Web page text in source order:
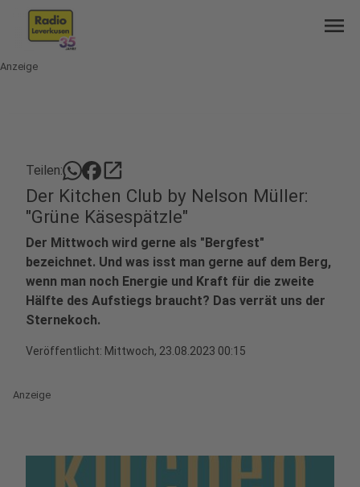
menu
Anzeige
Teilen: open_in_new
Der Kitchen Club by Nelson Müller:
"Grüne Käsespätzle"
Der Mittwoch wird gerne als "Bergfest"
bezeichnet. Und was isst man gerne auf dem Berg,
wenn man noch Energie und Kraft für die zweite
Hälfte des Aufstiegs braucht? Das verrät uns der
Sternekoch.
Veröffentlicht: Mittwoch, 23.08.2023 00:15
Anzeige